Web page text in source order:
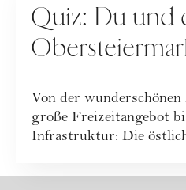
Quiz: Du und
„match made
Von der
große Freizeitangebot
Infrastruktur: Die